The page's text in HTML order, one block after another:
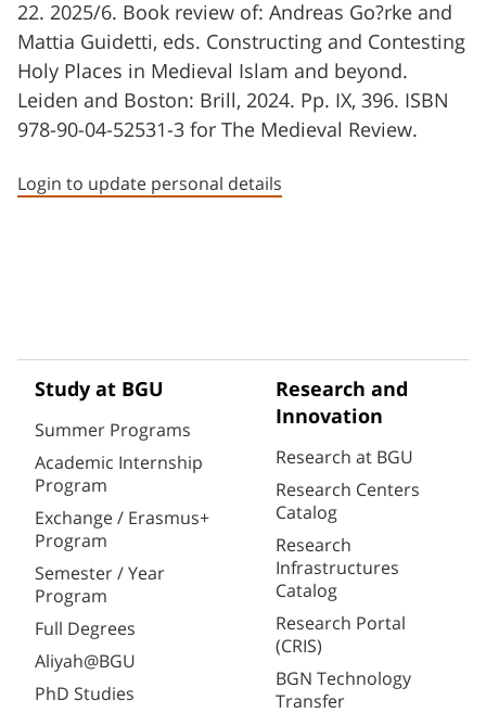
22. 2025/6. Book review of: Andreas Go?rke and
Mattia Guidetti, eds. Constructing and Contesting
Holy Places in Medieval Islam and beyond.
Leiden and Boston: Brill, 2024. Pp. IX, 396. ISBN
978-90-04-52531-3 for The Medieval Review.
Login to update personal details
Study at BGU
Summer Programs
Academic Internship
Program
Exchange / Erasmus+
Program
Semester / Year
Program
Full Degrees
Aliyah@BGU
PhD Studies
Research and
Innovation
Research at BGU
Research Centers
Catalog
Research
Infrastructures
Catalog
Research Portal
(CRIS)
BGN Technology
Transfer